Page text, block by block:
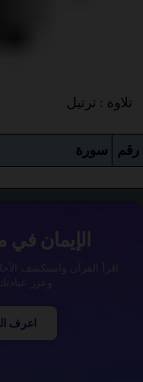
تلاوة : ترتيل
رقم سورة
الإيمان في
اقرأ القرآن واستكشف
اعرف